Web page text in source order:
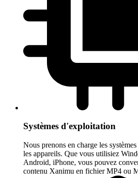
Systèmes d'exploitation
Nous prenons en charge les
les appareils. Que vous utilisiez
Android, iPhone, vous pouvez
contenu Xanimu en fichier MP4 ou